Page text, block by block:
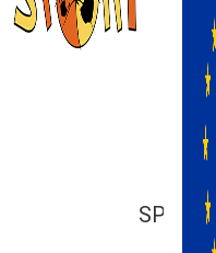
SP 151